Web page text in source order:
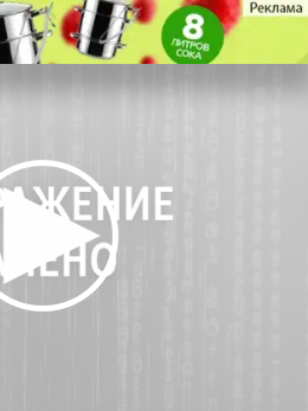
стал двукратным
Европы
по
валют